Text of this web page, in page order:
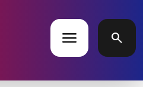
menu search